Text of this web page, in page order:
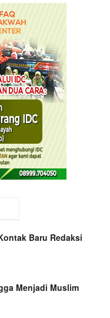
Baru Redaksi
Menjadi Muslim